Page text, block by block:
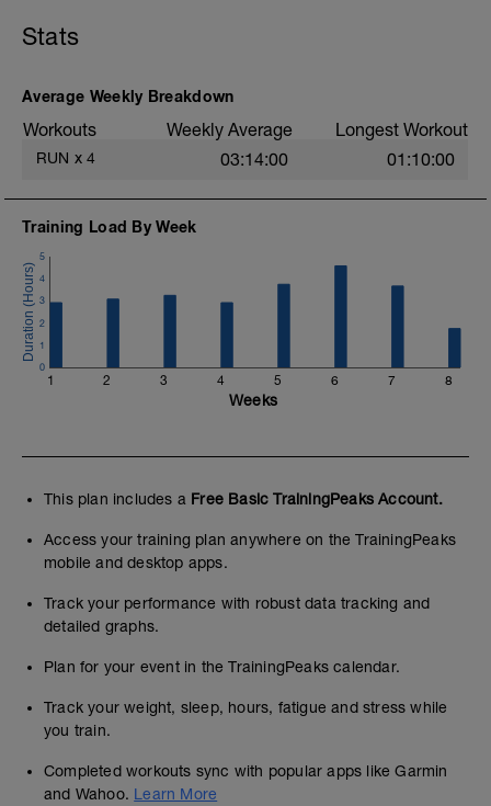
Stats
Average Weekly Breakdown
Workouts Weekly Average Longest Workout
RUN x 4 03:14:00 01:10:00
Training Load By Week
1 2 3 4 5 6 7 8
0
1
2
3
4
5
Weeks
This plan includes a Free Basic TrainingPeaks Account.
Access your training plan anywhere on the TrainingPeaks
mobile and desktop apps.
Track your performance with robust data tracking and
detailed graphs.
Plan for your event in the TrainingPeaks calendar.
Track your weight, sleep, hours, fatigue and stress while
you train.
Completed workouts sync with popular apps like Garmin
and Wahoo. Learn More